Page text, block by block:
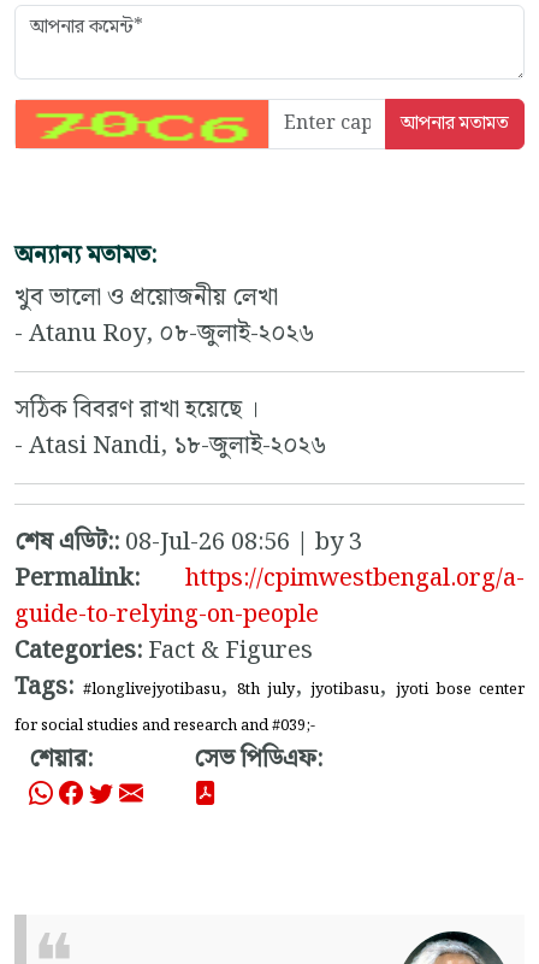
অন্যান্য মতামত:
খুব ভালো ও প্রয়োজনীয় লেখা
- Atanu Roy, ০৮-জুলাই-২০২৬
সঠিক বিবরণ রাখা হয়েছে ।
- Atasi Nandi, ১৮-জুলাই-২০২৬
শেষ এডিট::08-Jul-26 08:56 | by 3
Permalink:
https://cpimwestbengal.org/a-
guide-to-relying-on-people
Categories:Fact & Figures
Tags: #longlivejyotibasu, 8th july,jyotibasu,jyoti bose center
for social studies and research and #039;-
শেয়ার: সেভ পিডিএফ: